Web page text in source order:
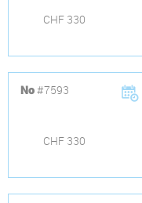
CHF 330
No#7593
CHF 330